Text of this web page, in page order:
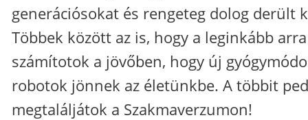
generációsokat és rengeteg dolog derült
Többek között az is, hogy a leginkább arra
számítotok a jövőben, hogy új
robotok jönnek az életünkbe. A többit
megtaláljátok a Szakmaverzumon!